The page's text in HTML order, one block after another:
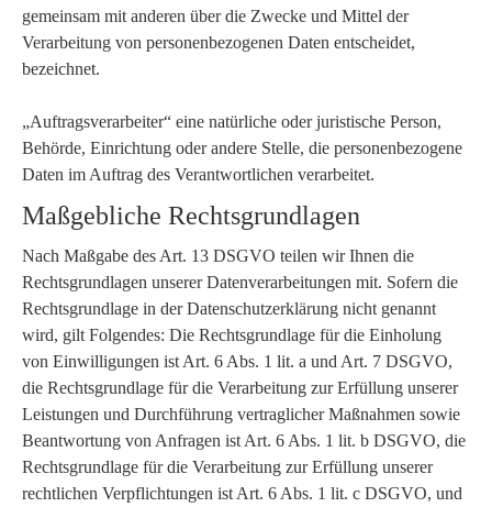
gemeinsam mit anderen über die Zwecke und Mittel der
Verarbeitung von personenbezogenen Daten entscheidet,
bezeichnet.
„Auftragsverarbeiter“ eine natürliche oder juristische Person,
Behörde, Einrichtung oder andere Stelle, die personenbezogene
Daten im Auftrag des Verantwortlichen verarbeitet.
Maßgebliche Rechtsgrundlagen
Nach Maßgabe des Art. 13 DSGVO teilen wir Ihnen die
Rechtsgrundlagen unserer Datenverarbeitungen mit. Sofern die
Rechtsgrundlage in der Datenschutzerklärung nicht genannt
wird, gilt Folgendes: Die Rechtsgrundlage für die Einholung
von Einwilligungen ist Art. 6 Abs. 1 lit. a und Art. 7 DSGVO,
die Rechtsgrundlage für die Verarbeitung zur Erfüllung unserer
Leistungen und Durchführung vertraglicher Maßnahmen sowie
Beantwortung von Anfragen ist Art. 6 Abs. 1 lit. b DSGVO, die
Rechtsgrundlage für die Verarbeitung zur Erfüllung unserer
rechtlichen Verpflichtungen ist Art. 6 Abs. 1 lit. c DSGVO, und